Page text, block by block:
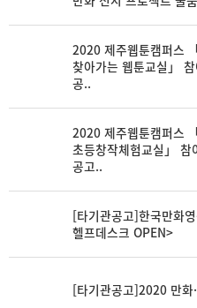
2020 제주웹툰캠퍼스
찾아가는 웹툰교실」
공..
2020 제주웹툰캠퍼스
초등창작체험교실」 참
공고..
[타기관공고]한국만화
헬프데스크 OPEN>
[타기관공고]2020 만화